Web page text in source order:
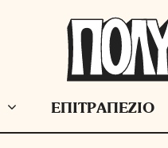
ΕΠΙΤΡΑΠΕΖΙΟ